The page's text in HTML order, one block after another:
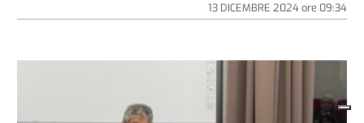
13 DICEMBRE 2024ore 09:34